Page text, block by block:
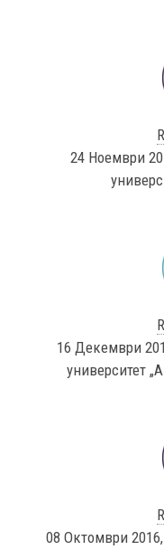
24 Ноември
16 Декември
университет
08 Октомври